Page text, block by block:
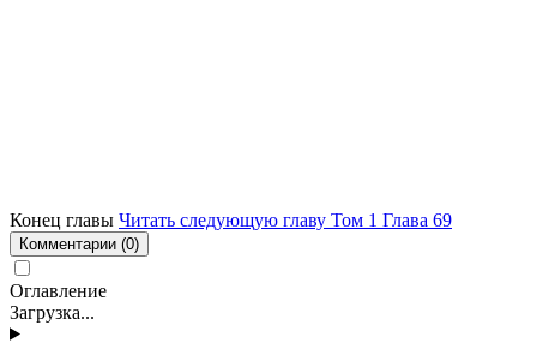
Конец главы Читать следующую главу Том 1 Глава 69
Комментарии (0)
Оглавление
Загрузка...